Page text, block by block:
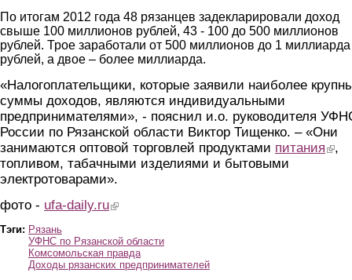
По итогам 2012 года 48 рязанцев задекларировали доход
свыше 100 миллионов рублей, 43 - 100 до 500 миллионов
рублей. Трое заработали от 500 миллионов до 1 миллиарда
рублей, а двое – более миллиарда.
«Налогоплательщики, которые заявили наиболее
суммы доходов, являются индивидуальными
предпринимателями», - пояснил и.о. руководителя
России по Рязанской области Виктор Тищенко. – «Они
занимаются оптовой торговлей продуктами питания (link
,
топливом, табачными изделиями и бытовыми
электротоварами».
фото - ufa-daily.ru(link is external)
Тэги: Рязань
УФНС по Рязанской области
Комсомольская правда
Доходы рязанских предпринимателей